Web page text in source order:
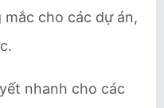
cho các dự án,
nhanh cho các